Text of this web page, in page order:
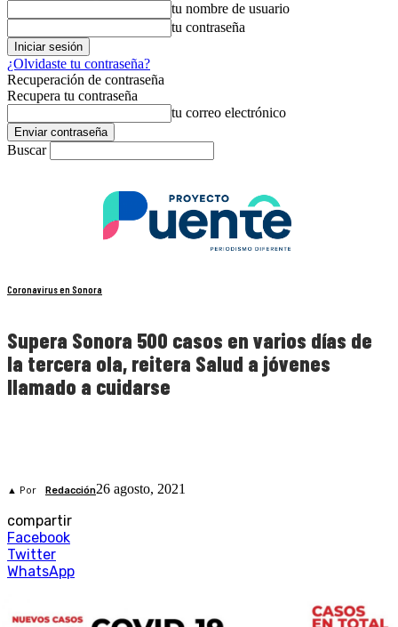
tu nombre de usuario
tu contraseña
¿Olvidaste tu contraseña?
Recuperación de contraseña
Recupera tu contraseña
tu correo electrónico
Buscar
Coronavirus en Sonora
Supera Sonora 500 casos en varios días de
la tercera ola, reitera Salud a jóvenes
llamado a cuidarse
▲ Por Redacción26 agosto, 2021
compartir
Facebook
Twitter
WhatsApp